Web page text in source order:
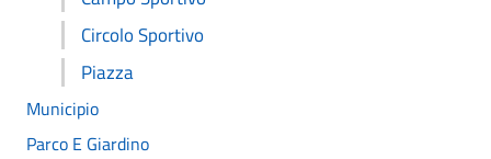
Circolo Sportivo
Piazza
Municipio
Parco E Giardino